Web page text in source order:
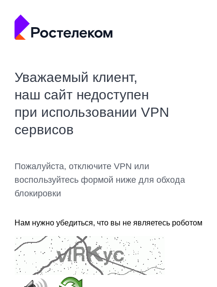
Уважаемый клиент,
наш сайт недоступен
при использовании VPN
сервисов
Пожалуйста, отключите VPN или
воспользуйтесь формой ниже для обхода
блокировки
Нам нужно убедиться, что вы не являетесь роботом